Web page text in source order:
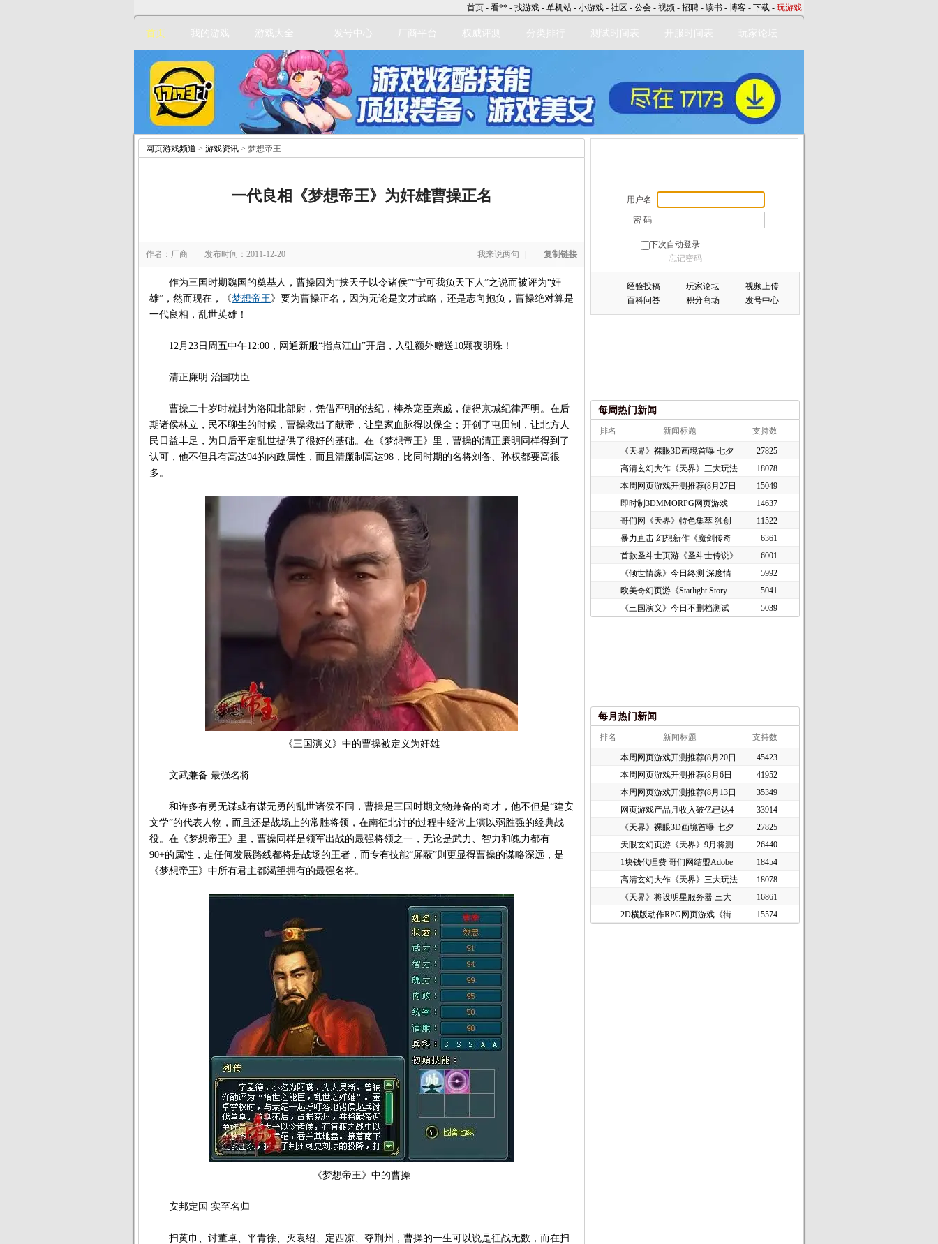
首页 - 看** - 找游戏 - 单机站 - 小游戏 - 社区 - 公会 - 视频 - 招聘 - 读书 - 博客 - 下载 - 玩游戏
首页 我的游戏 游戏大全 发号中心 厂商平台 权威评测 分类排行 测试时间表 开服时间表 玩家论坛
网页游戏频道 > 游戏资讯 > 梦想帝王
一代良相《梦想帝王》为奸雄曹操正名
作者：厂商 发布时间：2011-12-20 我来说两句 复制链接
作为三国时期魏国的奠基人，曹操因为“挟天子以令诸侯”“宁可我负天下人”之说而被评为“奸
雄”，然而现在，《梦想帝王》要为曹操正名，因为无论是文才武略，还是志向抱负，曹操绝对算是
一代良相，乱世英雄！
12月23日周五中午12:00，网通新服“指点江山”开启，入驻额外赠送10颗夜明珠！
清正廉明 治国功臣
曹操二十岁时就封为洛阳北部尉，凭借严明的法纪，棒杀宠臣亲戚，使得京城纪律严明。在后
期诸侯林立，民不聊生的时候，曹操救出了献帝，让皇家血脉得以保全；开创了屯田制，让北方人
民日益丰足，为日后平定乱世提供了很好的基础。在《梦想帝王》里，曹操的清正廉明同样得到了
认可，他不但具有高达94的内政属性，而且清廉制高达98，比同时期的名将刘备、孙权都要高很
多。
《三国演义》中的曹操被定义为奸雄
文武兼备 最强名将
和许多有勇无谋或有谋无勇的乱世诸侯不同，曹操是三国时期文物兼备的奇才，他不但是“建安
文学”的代表人物，而且还是战场上的常胜将领，在南征北讨的过程中经常上演以弱胜强的经典战
役。在《梦想帝王》里，曹操同样是领军出战的最强将领之一，无论是武力、智力和魄力都有
90+的属性，走任何发展路线都将是战场的王者，而专有技能“屏蔽”则更显得曹操的谋略深远，是
《梦想帝王》中所有君主都渴望拥有的最强名将。
《梦想帝王》中的曹操
安邦定国 实至名归
扫黄巾、讨董卓、平青徐、灭袁绍、定西凉、夺荆州，曹操的一生可以说是征战无数，而在扫
立即注册
用户名
密 码
下次自动登录
忘记密码
经验投稿 玩家论坛
视频上传
百科问答
积分商场 发号中心
每周热门新闻
排名 新闻标题 支持数
《天界》裸眼3D画境首曝 七夕
27825
高清玄幻大作《天界》三大玩法
18078
本周网页游戏开测推荐(8月27日
15049
即时制3DMMORPG网页游戏
《谜境
14637
哥们网《天界》特色集萃 独创
11522
暴力直击 幻想新作《魔剑传奇
6361
首款圣斗士页游《圣斗士传说》
6001
《倾世情缘》今日终测 深度情
5992
欧美奇幻页游《Starlight Story
5041
《三国演义》今日不删档测试
5039
每月热门新闻
排名 新闻标题 支持数
本周网页游戏开测推荐(8月20日
45423
本周网页游戏开测推荐(8月6日-
41952
本周网页游戏开测推荐(8月13日
35349
网页游戏产品月收入破亿已达4
33914
《天界》裸眼3D画境首曝 七夕
27825
天眼玄幻页游《天界》9月将测
26440
1块钱代理费 哥们网结盟Adobe
18454
高清玄幻大作《天界》三大玩法
18078
《天界》将设明星服务器 三大
16861
2D横版动作RPG网页游戏《街
15574